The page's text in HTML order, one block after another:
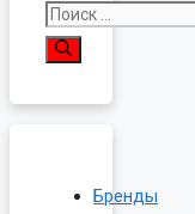
Поиск:
Бренды